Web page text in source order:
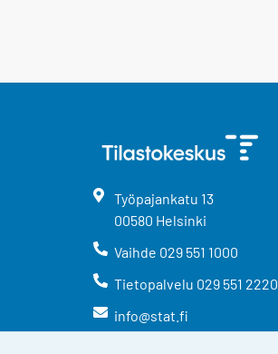
Työpajankatu 13
00580 Helsinki
Vaihde 029 551 1000
Tietopalvelu 029 551 2220
info@stat.fi